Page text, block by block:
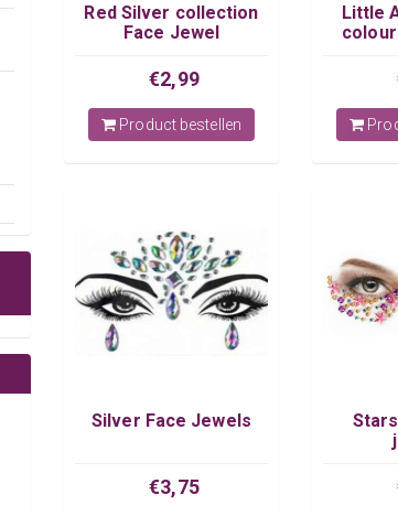
Red Silver collection
Face Jewel
€2,99
Product bestellen
Little
Silver Face Jewels
€3,75